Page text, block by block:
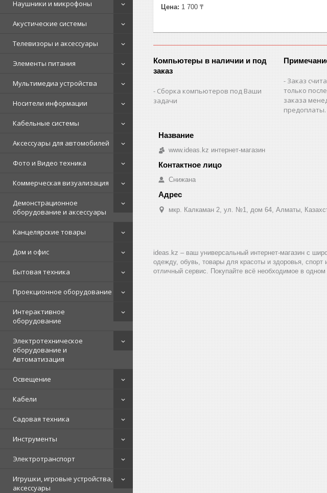
Наушники и микрофоны
Акустические системы
Телевизоры и аксессуары
Элементы питания
Мультимедиа устройства
Носители информации
Кабельные системы
Аксессуары для автомобилей
Фото и Видео техника
Коммерческая визуализация
Демонстрационное
оборудование и аксессуары
Канцелярские товары
Дом и офис
Бытовая техника
Проекционное оборудование
Интерактивное
оборудование
Электротехническое
оборудование и
Автоматизация
Освещение
Кабели
Садовая техника
Инструменты
Электротранспорт
Игрушки, игровые устройства,
аксессуары
Цена: 1 700 ₸
Компьютеры в наличии и под
заказ
Сборка компьютеров под Ваши
задачи
Заказ
только
заказа
предоплаты.
www.ideas.kz интернет-магазин
Снижана
мкр. Калкаман 2, ул. №1, дом 64, Алматы,
ideas.kz – ваш универсальный интернет-магазин с
одежду, обувь, товары для красоты и здоровья,
отличный сервис. Покупайте всё необходимое в